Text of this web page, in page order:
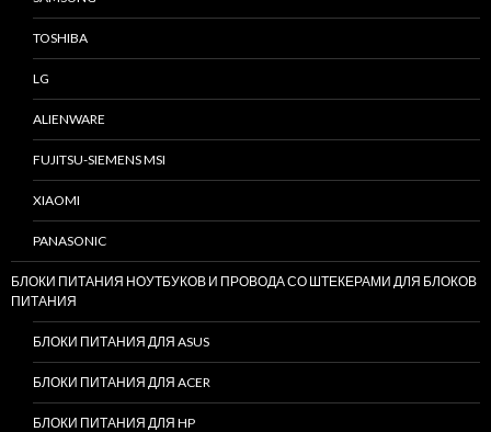
TOSHIBA
LG
ALIENWARE
FUJITSU-SIEMENS MSI
XIAOMI
PANASONIC
БЛОКИ ПИТАНИЯ НОУТБУКОВ И ПРОВОДА СО ШТЕКЕРАМИ ДЛЯ БЛОКОВ
ПИТАНИЯ
БЛОКИ ПИТАНИЯ ДЛЯ ASUS
БЛОКИ ПИТАНИЯ ДЛЯ ACER
БЛОКИ ПИТАНИЯ ДЛЯ HP